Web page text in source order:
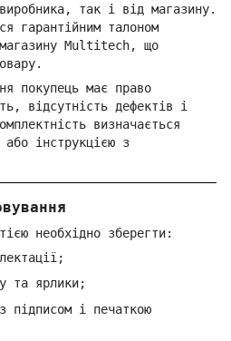
так і від магазину.
гарантійним талоном
магазину Multitech, що
покупець має право
відсутність дефектів і
визначається
інструкцією з
необхідно зберегти:
та ярлики;
підписом і печаткою